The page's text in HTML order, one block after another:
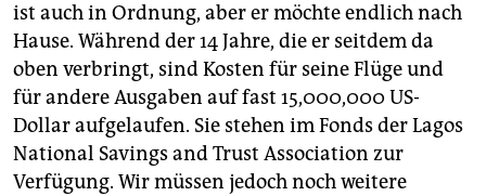
ist auch in Ordnung, aber er möchte endlich nach
Hause. Während der 14 Jahre, die er seitdem da
oben verbringt, sind Kosten für seine Flüge und
für andere Ausgaben auf fast 15,000,000 US-
Dollar aufgelaufen. Sie stehen im Fonds der Lagos
National Savings and Trust Association zur
Verfügung. Wir müssen jedoch noch weitere